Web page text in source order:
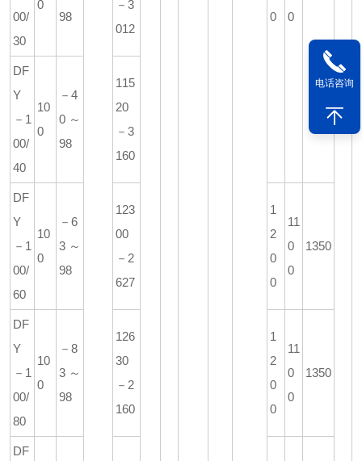
0
0
00/
30
0
98
－3
012
DF
Y
－1
00/
40
10
0
－4
0～
98
115
20
－3
160
DF
Y
－1
00/
60
10
0
－6
3～
98
123
00
－2
627
1
2
0
0
11
0
0
1350
DF
Y
－1
00/
80
10
0
－8
3～
98
126
30
－2
160
1
2
0
0
11
0
0
1350
DF
电话咨询